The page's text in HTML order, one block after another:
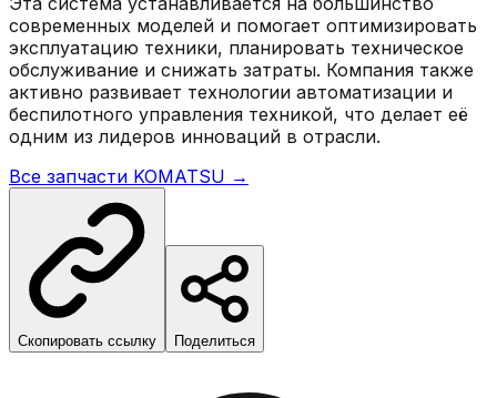
современных моделей и помогает оптимизировать
эксплуатацию техники, планировать техническое
обслуживание и снижать затраты. Компания также
активно развивает технологии автоматизации и
беспилотного управления техникой, что делает её
одним из лидеров инноваций в отрасли.
Все запчасти KOMATSU →
Скопировать ссылку Поделиться